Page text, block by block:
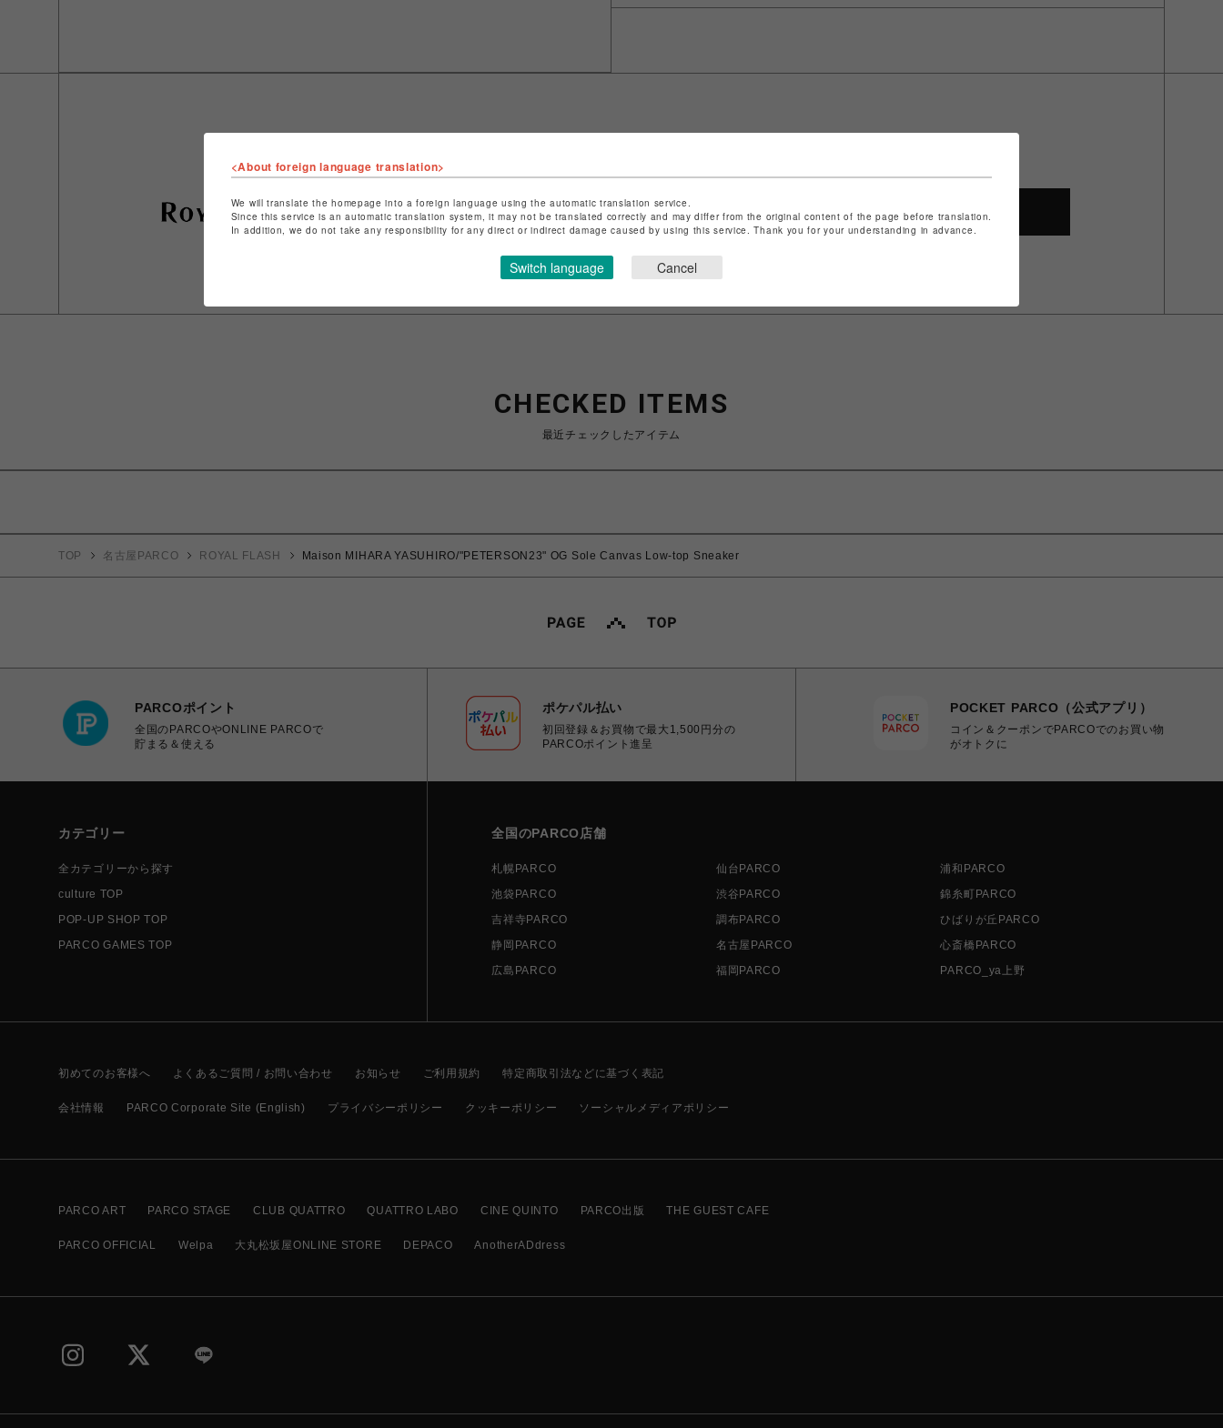
ショップ名
特定商取引法など法令に基づく表記はこちら
ショップお問い合わせはこちら
SHOP TOP
CHECKED ITEMS
最近チェックしたアイテム
TOP 名古屋PARCO ROYAL FLASH Maison MIHARA YASUHIRO/"PETERSON23" OG Sole Canvas Low-top Sneaker
PARCOポイント
全国のPARCOやONLINE PARCOで
貯まる＆使える
ポケパル払い
初回登録＆お買物で最大1,500円分の
PARCOポイント進呈
POCKET PARCO（公式アプリ）
コイン＆クーポンでPARCOでのお買い物
がオトクに
カテゴリー
全カテゴリーから探す
culture TOP
POP-UP SHOP TOP
PARCO GAMES TOP
全国のPARCO店舗
札幌PARCO 仙台PARCO
浦和PARCO
池袋PARCO
渋谷PARCO
錦糸町PARCO
吉祥寺PARCO
調布PARCO
ひばりが丘PARCO
静岡PARCO
名古屋PARCO
心斎橋PARCO
広島PARCO
福岡PARCO PARCO_ya上野
初めてのお客様へ よくあるご質問 / お問い合わせ お知らせ ご利用規約 特定商取引法などに基づく表記
会社情報 PARCO Corporate Site (English) プライバシーポリシー クッキーポリシー ソーシャルメディアポリシー
PARCO ART PARCO STAGE CLUB QUATTRO QUATTRO LABO CINE QUINTO PARCO出版 THE GUEST CAFE
PARCO OFFICIAL Welpa 大丸松坂屋ONLINE STORE DEPACO AnotherADdress
<About foreign language translation>
We will translate the homepage into a foreign language using the automatic translation service.
Since this service is an automatic translation system, it may not be translated correctly and may differ from the original content of the page before translation.
In addition, we do not take any responsibility for any direct or indirect damage caused by using this service. Thank you for your understanding in advance.
Switch language Cancel